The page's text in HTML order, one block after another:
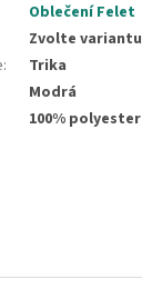
Oblečení Felet
Zvolte variantu
:
Trika
Modrá
100% polyester